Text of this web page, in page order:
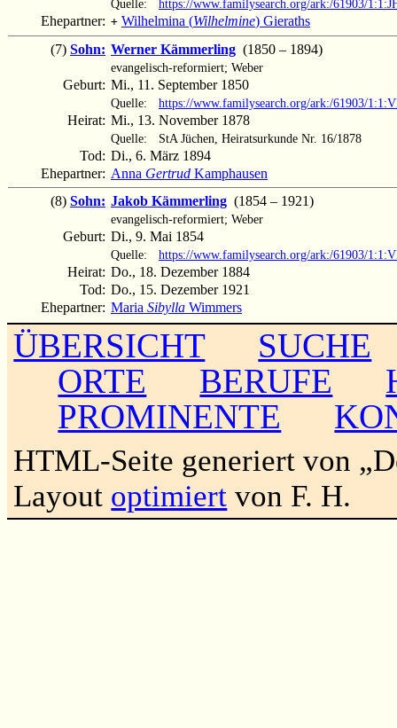
Quelle: https://www.familysearch.org/ark:/61903/
Ehepartner: + Wilhelmina (Wilhelmine) Gieraths
(7) Sohn: Werner Kämmerling (1850 – 1894)
evangelisch-reformiert; Weber
Geburt: Mi., 11. September 1850
Quelle: https://www.familysearch.org/ark:/61903/
Heirat: Mi., 13. November 1878
Quelle: StA Jüchen, Heiratsurkunde Nr. 16/1878
Tod: Di., 6. März 1894
Ehepartner: Anna Gertrud Kamphausen
(8) Sohn: Jakob Kämmerling (1854 – 1921)
evangelisch-reformiert; Weber
Geburt: Di., 9. Mai 1854
Quelle: https://www.familysearch.org/ark:/61903/
Heirat: Do., 18. Dezember 1884
Tod: Do., 15. Dezember 1921
Ehepartner: Maria Sibylla Wimmers
ÜBERSICHT
SUCHE
ORTE
BERUFE
PROMINENTE
HTML-Seite generiert von
Layout optimiert von F. H.